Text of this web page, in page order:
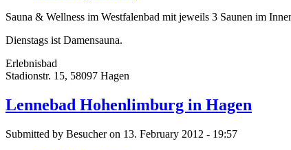
Sauna & Wellness im Westfalenbad mit jeweils 3 Saunen im
Dienstags ist Damensauna.
Erlebnisbad
Stadionstr. 15, 58097 Hagen
Lennebad Hohenlimburg in Hagen
Submitted by Besucher on 13. February 2012 - 19:57